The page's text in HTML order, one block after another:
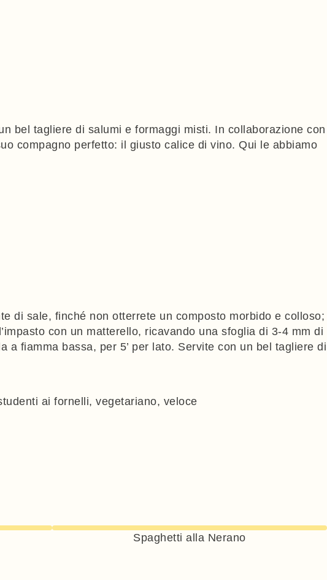
bel tagliere di salumi e formaggi misti. In collaborazione con
compagno perfetto: il giusto calice di vino. Qui le abbiamo
di sale, finché non otterrete un composto morbido e colloso;
con un matterello, ricavando una sfoglia di 3-4 mm di
fiamma bassa, per 5’ per lato. Servite con un bel tagliere di
ai fornelli, vegetariano, veloce
Spaghetti alla Nerano